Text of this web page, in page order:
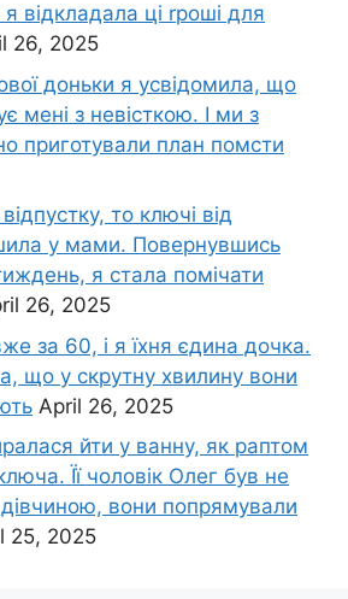
відкладала ці rроші для
26, 2025
доньки я усвідомила, що
мені з невісткою. І ми з
приготували план помсти
то ключі від
у мами. Повернувшись
я стала помічати
26, 2025
за 60, і я їхня єдина дочка.
що у скрутну хвилину вони
April 26, 2025
йти у ванну, як раптом
Її чоловік Олег був не
вони попрямували
25, 2025